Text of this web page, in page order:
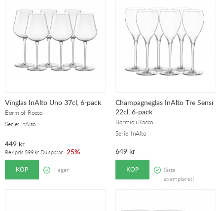
Vinglas InAlto Uno 37cl, 6-pack
Bormioli Rocco
Serie: InAlto
449 kr
Rek.pris 599 kr. Du sparar -25%.
KÖP I lager.
Champagneglas InAlto Tre Sensi
22cl, 6-pack
Bormioli Rocco
Serie: InAlto
649 kr
KÖP
Sista
exemplaret!